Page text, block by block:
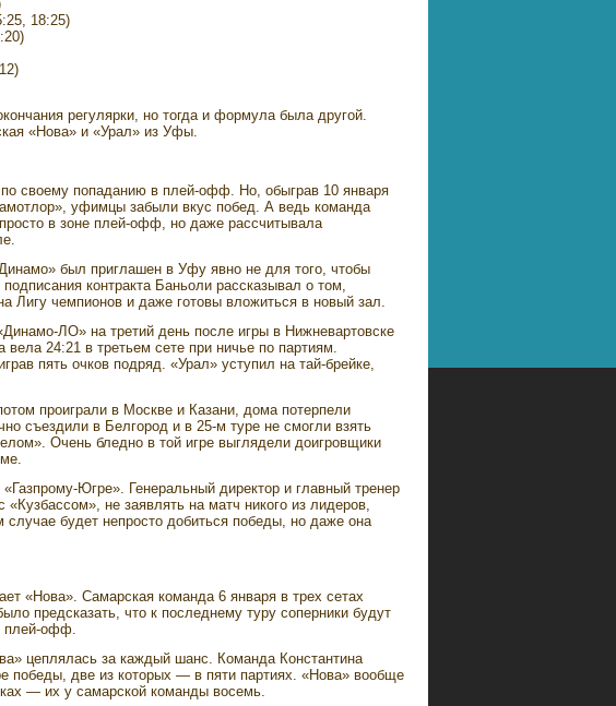
18:25)
регулярки, но тогда и формула была другой.
«Нова» и «Урал» из Уфы.
своему попаданию в плей-офф. Но, обыграв 10 января
уфимцы забыли вкус побед. А ведь команда
в зоне плей-офф, но даже рассчитывала
был приглашен в Уфу явно не для того, чтобы
контракта Баньоли рассказывал о том,
Лигу чемпионов и даже готовы вложиться в новый зал.
ЛО» на третий день после игры в Нижневартовске
24:21 в третьем сете при ничье по партиям.
пять очков подряд. «Урал» уступил на тай-брейке,
проиграли в Москве и Казани, дома потерпели
съез­дили в Белгород и в 25-м туре не смогли взять
Очень бледно в той игре выглядели доигровщики
Югре». Генеральный директор и главный тренер
не заявлять на матч никого из лидеров,
будет непросто добиться победы, но даже она
«Нова». Самарская команда 6 января в трех сетах
предсказать, что к последнему туру соперники будут
плей-офф.
цеплялась за каждый шанс. Команда Константина
победы, две из которых — в пяти партиях. «Нова» вообще
— их у самарской команды восемь.